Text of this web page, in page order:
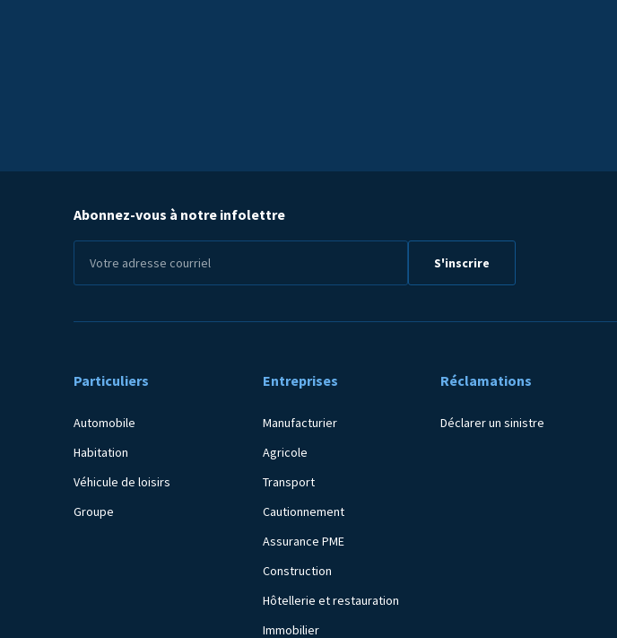
Abonnez-vous à notre infolettre
Particuliers
Automobile
Habitation
Véhicule de loisirs
Groupe
Entreprises
Manufacturier
Agricole
Transport
Cautionnement
Assurance PME
Construction
Hôtellerie et restauration
Immobilier
Réclamations
Déclarer un sinistre